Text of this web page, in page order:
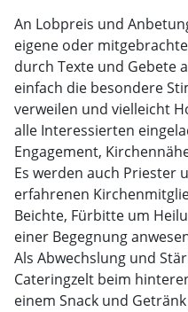
An Lobpreis und
eigene oder
durch Texte und Gebete
einfach die besondere
verweilen und vielleicht
alle Interessierten
Engagement,
Es werden auch Priester
erfahrenen
Beichte, Fürbitte um
einer Begegnung
Als Abwechslung und
Cateringzelt beim
einem Snack und